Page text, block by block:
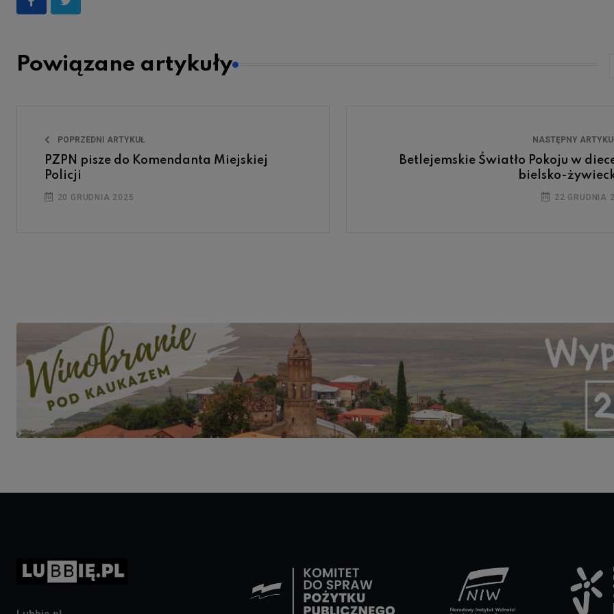
Powiązane artykuły
POPRZEDNI ARTYKUŁ
PZPN pisze do Komendanta Miejskiej
Policji
20 GRUDNIA 2025
NASTĘPNY
Betlejemskie Światło Pokoju w
bielsko-
22 GRUDNIA